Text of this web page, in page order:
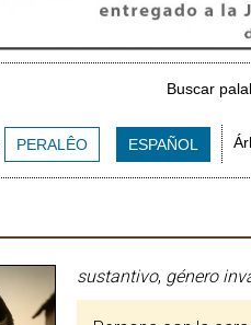
Buscar
PERALÊO ESPAÑOL
sustantivo, género